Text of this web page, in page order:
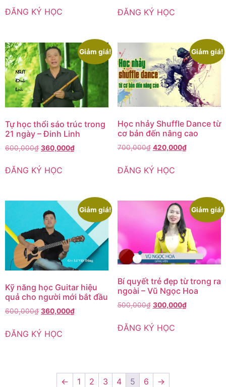
ĐĂNG KÝ HỌC ĐĂNG KÝ HỌC
Giảm giá!
Tự học thổi sáo trúc trong
21 ngày – Đinh Linh
600,000₫ 360,000₫
ĐĂNG KÝ HỌC
Giảm giá!
Học nhảy Shuffle Dance từ
cơ bản đến nâng cao
700,000₫ 420,000₫
ĐĂNG KÝ HỌC
Giảm giá!
Kỹ năng học Guitar hiệu
quả cho người mới bắt đầu
600,000₫ 360,000₫
ĐĂNG KÝ HỌC
Giảm giá!
Bí quyết trẻ đẹp từ trong ra
ngoài – Vũ Ngọc Hoa
500,000₫ 300,000₫
ĐĂNG KÝ HỌC
← 1 2 3 4 5 6 →